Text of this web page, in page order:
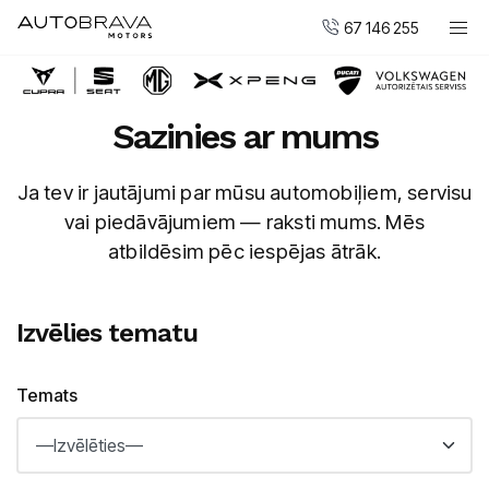
67 146 255
Automobiļi
DUCATI motocikli
Pirkt mazlietotu
Serviss un apkope
Virsbūvju remonta centrs
AUTOBRAVA Motors
Vakances
Kontakti
Sazinies ar mums
Ja tev ir jautājumi par mūsu automobiļiem, servisu
vai piedāvājumiem — raksti mums. Mēs
atbildēsim pēc iespējas ātrāk.
Izvēlies tematu
Temats